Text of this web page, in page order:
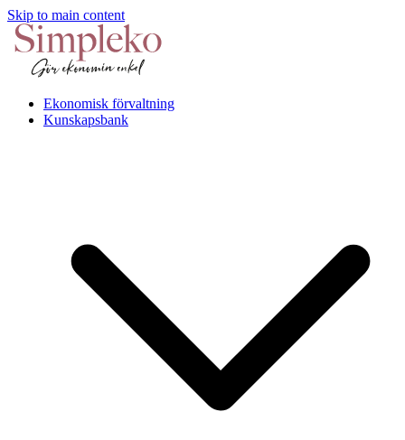
Skip to main content
Ekonomisk förvaltning
Kunskapsbank